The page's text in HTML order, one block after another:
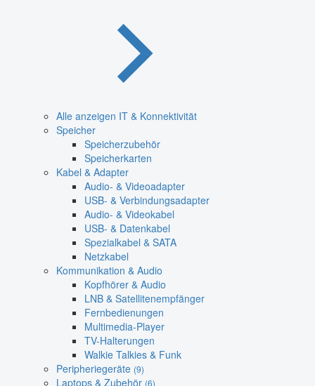
Alle anzeigen IT & Konnektivität
Speicher
Speicherzubehör
Speicherkarten
Kabel & Adapter
Audio- & Videoadapter
USB- & Verbindungsadapter
Audio- & Videokabel
USB- & Datenkabel
Spezialkabel & SATA
Netzkabel
Kommunikation & Audio
Kopfhörer & Audio
LNB & Satellitenempfänger
Fernbedienungen
Multimedia-Player
TV-Halterungen
Walkie Talkies & Funk
Peripheriegeräte (9)
Laptops & Zubehör (6)